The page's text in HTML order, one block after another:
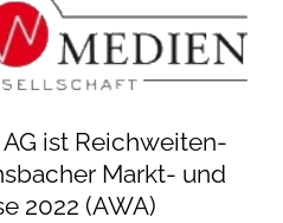
ist Reichweiten-
Markt- und
2022 (AWA)